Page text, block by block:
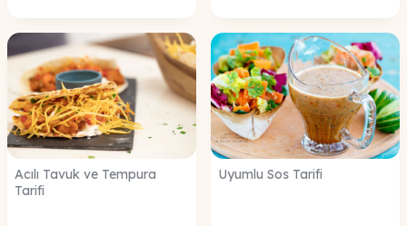
Acılı Tavuk ve Tempura
Tarifi
Uyumlu Sos Tarifi